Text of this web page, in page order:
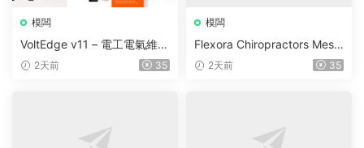
模闆
VoltEdge v11 – 電工電氣維修
WordPress 主題
2天前 35
模闆
Flexora Chiropractors Mess
age and Physical Therapist
2天前 35